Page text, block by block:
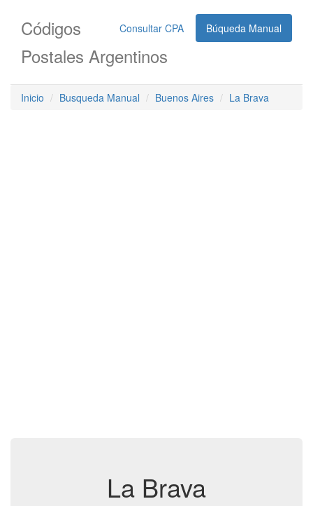
Consultar CPA Búqueda Manual
Códigos
Postales Argentinos
Inicio Busqueda Manual Buenos Aires La Brava
La Brava